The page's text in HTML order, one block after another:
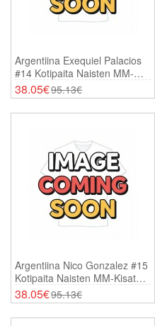
Argentiina Exequiel Palacios
#14 Kotipaita Naisten MM-
Kisat 2026 Lyhythihainen
38.05€95.13€
Argentiina Nico Gonzalez #15
Kotipaita Naisten MM-Kisat
2026 Lyhythihainen
38.05€95.13€